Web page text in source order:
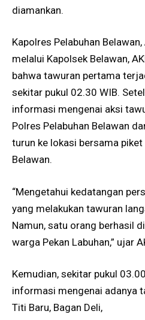
diamankan.
Kapolres Pelabuhan
melalui Kapolsek Belawan,
bahwa tawuran pertama
sekitar pukul 02.30 WIB.
informasi mengenai aksi
Polres Pelabuhan Belawan
turun ke lokasi bersama
Belawan.
“Mengetahui kedatangan
yang melakukan tawuran
Namun, satu orang berhasil
warga Pekan Labuhan,” ujar
Kemudian, sekitar pukul
informasi mengenai adanya
Titi Baru, Bagan Deli,